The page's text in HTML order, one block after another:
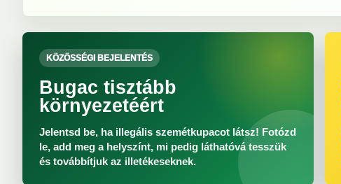
KÖZÖSSÉGI BEJELENTÉS
Bugac tisztább
környezetéért
Jelentsd be, ha illegális szemétkupacot látsz! Fotózd
le, add meg a helyszínt, mi pedig láthatóvá tesszük
és továbbítjuk az illetékeseknek.